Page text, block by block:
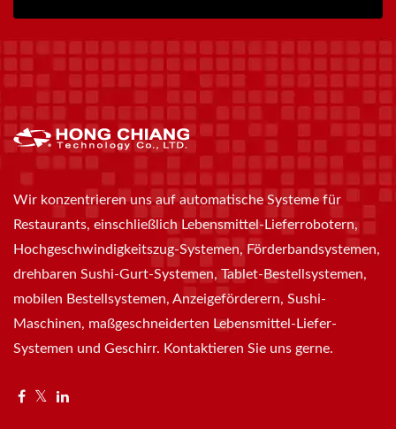
Wir konzentrieren uns auf automatische Systeme für
Restaurants, einschließlich Lebensmittel-Lieferrobotern,
Hochgeschwindigkeitszug-Systemen, Förderbandsystemen,
drehbaren Sushi-Gurt-Systemen, Tablet-Bestellsystemen,
mobilen Bestellsystemen, Anzeigeförderern, Sushi-
Maschinen, maßgeschneiderten Lebensmittel-Liefer-
Systemen und Geschirr. Kontaktieren Sie uns gerne.